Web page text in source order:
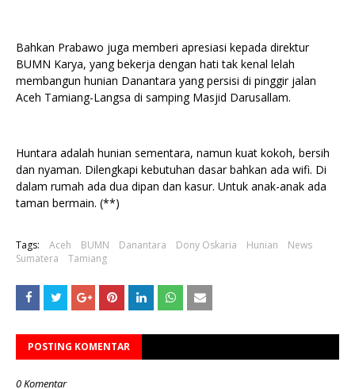
Bahkan Prabawo juga memberi apresiasi kepada direktur
BUMN Karya, yang bekerja dengan hati tak kenal lelah
membangun hunian Danantara yang persisi di pinggir jalan
Aceh Tamiang-Langsa di samping Masjid Darusallam.
Huntara adalah hunian sementara, namun kuat kokoh, bersih
dan nyaman. Dilengkapi kebutuhan dasar bahkan ada wifi. Di
dalam rumah ada dua dipan dan kasur. Untuk anak-anak ada
taman bermain. (**)
Tags: Aceh BUMN Danantara Dony Oskaria Hunian
News
Sumatera
Tamiang
POSTING KOMENTAR
0 Komentar